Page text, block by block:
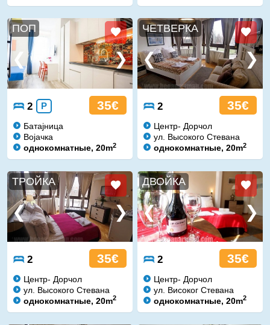
ПОП
2 P 35€
Батајница
Војачка
однокомнатные, 20m2
ЧЕТВЕРКА
2 35€
Центр- Дорчол
ул. Высокого Стевана
однокомнатные, 20m2
ТРОЙКА
2 35€
Центр- Дорчол
ул. Высокого Стевана
однокомнатные, 20m2
ДВОЙКА
2 35€
Центр- Дорчол
ул. Високог Стевана
однокомнатные, 20m2